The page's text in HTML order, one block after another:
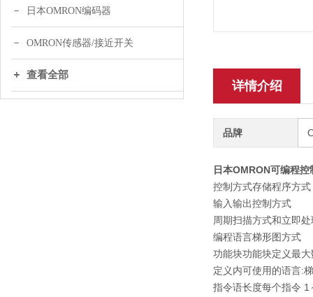
日本OMRON编码器
OMRON传感器/接近开关
查看全部
详情介绍
品牌
日本OMRON可编程
控制方式存储程序方式
输入输出控制方式
周期扫描方式和立即
编程语言梯形图方式
功能块功能块定义最
定义内可使用的语言:
指令语长度每个指令 1